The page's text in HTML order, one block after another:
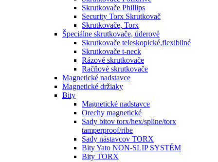
Skrutkovače Phillips
Security Torx Skrutkovač
Skrutkovače, Torx
Špeciálne skrutkovače, úderové
Skrutkovače teleskopické,flexibilné
Skrutkovače t-neck
Rázové skrutkovače
Račňové skrutkovače
Magnetické nadstavce
Magnetické držiaky
Bity
Magnetické nadstavce
Orechy magnetické
Sady bitov torx/hex/spline/torx
tamperproof/ribe
Sady nástavcov TORX
Bity Yato NON-SLIP SYSTÉM
Bity TORX